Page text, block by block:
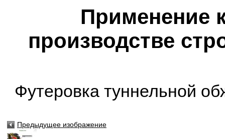
Применение
производстве
Футеровка туннельной
Предыдущее изображение